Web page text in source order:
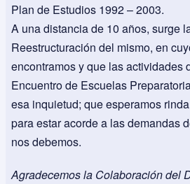
Plan de Estudios 1992 – 2003.
A una distancia de 10 años, surge
Reestructuración del mismo, en
encontramos y que las actividades
Encuentro de Escuelas
esa inquietud; que esperamos
para estar acorde a las demandas
nos debemos.
Agradecemos la Colaboración del